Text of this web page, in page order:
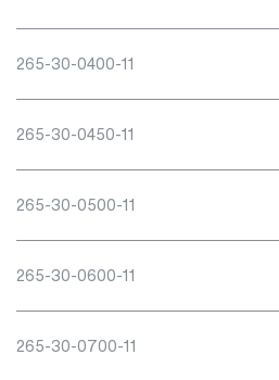
265-30-0400-11
265-30-0450-11
265-30-0500-11
265-30-0600-11
265-30-0700-11